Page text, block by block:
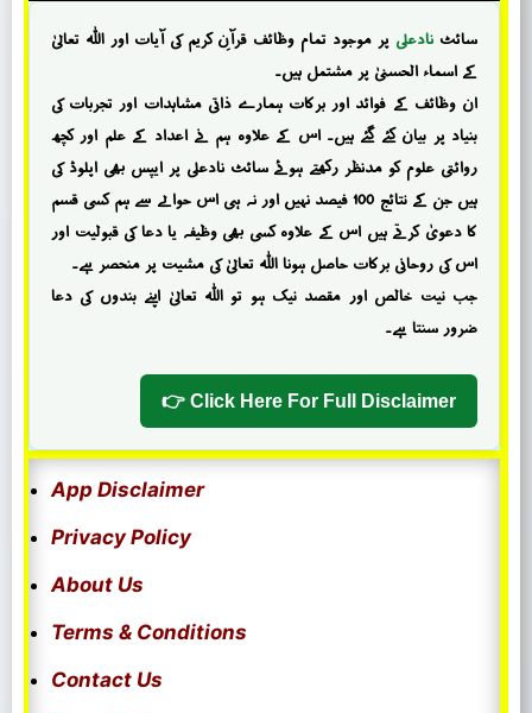
سائٹ نادعلی پر موجود تمام وظائف قرآنِ کریم کی آیات اور اللہ تعالیٰ
کے اسماء الحسنیٰ پر مشتمل ہیں۔
ان وظائف کے فوائد اور برکات ہمارے ذاتی مشاہدات اور تجربات کی
بنیاد پر بیان کئے گئے ہیں۔ اس کے علاوہ ہم نے اعداد کے علم اور کچھ
روائتی علوم کو مدنظر رکھتے ہوئے سائٹ نادعلی پر ایپس بھی اپلوڈ کی
ہیں جن کے نتائج 100 فیصد نہیں اور نہ ہی اس حوالے سے ہم کسی قسم
کا دعویٰ کرتے ہیں اس کے علاوہ کسی بھی وظیفہ یا دعا کی قبولیت اور
اس کی روحانی برکات حاصل ہونا اللہ تعالیٰ کی مشیت پر منحصر ہے۔
جب نیت خالص اور مقصد نیک ہو تو اللہ تعالیٰ اپنے بندوں کی دعا
ضرور سنتا ہے۔
Click Here For Full Disclaimer 👉
App Disclaimer
Privacy Policy
About Us
Terms & Conditions
Contact Us